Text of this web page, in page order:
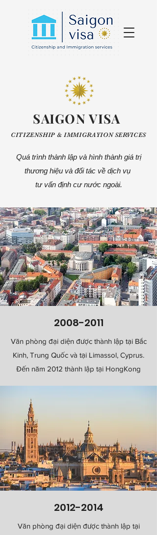
SAIGON VISA
​CITIZENSHIP & IMMIGRAYION SERVICES
Quá trình thành lập và hình thành giá trị
thương hiệu và đối tác về dịch vụ
tư vấn định cư nước ngoài.
2008-2011
Văn phòng đại diện được thành lập tại Bắc
Kinh, Trung Quốc và tại Limassol, Cyprus.
Đến năm 2012 thành lập tại HongKong
2012-2014
Văn phòng đại diện được thành lập tại